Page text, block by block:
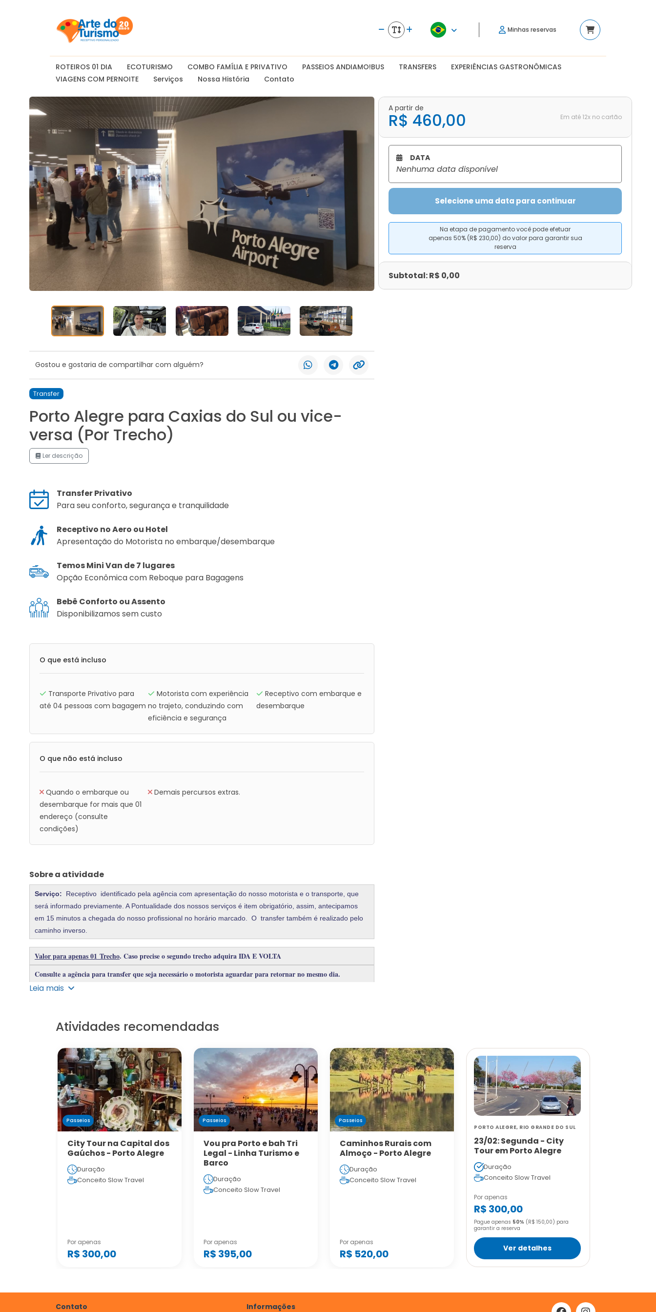
Minhas reservas
ROTEIROS 01 DIA ECOTURISMO COMBO FAMÍLIA E PRIVATIVO PASSEIOS ANDIAMO!BUS TRANSFERS
EXPERIÊNCIAS GASTRONÔMICAS
VIAGENS COM PERNOITE
Serviços Nossa História Contato
Gostou e gostaria de compartilhar com alguém?
Transfer
Porto Alegre para Caxias do Sul ou vice-
versa (Por Trecho)
Ler descrição
Transfer Privativo
Para seu conforto, segurança e tranquilidade
Receptivo no Aero ou Hotel
Apresentação do Motorista no embarque/desembarque
Temos Mini Van de 7 lugares
Opção Econômica com Reboque para Bagagens
Bebê Conforto ou Assento
Disponibilizamos sem custo
O que está incluso
Transporte Privativo para
até 04 pessoas com bagagem
Motorista com experiência
no trajeto, conduzindo com
eficiência e segurança
Receptivo com embarque e
desembarque
O que não está incluso
Quando o embarque ou
desembarque for mais que 01
endereço (consulte
condições)
Demais percursos extras.
Sobre a atividade
Serviço:
Receptivo identificado pela agência com apresentação do nosso motorista e o transporte, que
será informado previamente. A Pontualidade dos nossos serviços é item obrigatório, assim, antecipamos
em 15 minutos a chegada do nosso profissional no horário marcado. O transfer também é realizado pelo
caminho inverso.
Valor para apenas 01 Trecho. Caso precise o segundo trecho adquira IDA E VOLTA
Consulte a agência para transfer que seja necessário o motorista aguardar para retornar no mesmo dia.
Temos a opção de transfer em Carro Mini Van com reboque para bagagens quando houver o 5º ou 6º
Consulte valores para demais meios de transporte: Van Executiva, Micro-ônibus ou Ônibus.
Leia mais
A partir de
R$ 460,00 Em até 12x no cartão
DATA
Nenhuma data disponível
Selecione uma data para continuar
Na etapa de pagamento você pode efetuar
apenas 50% (R$ 230,00) do valor para garantir sua
reserva
Subtotal: R$ 0,00
Atividades recomendadas
Passeios
City Tour na Capital dos
Gaúchos - Porto Alegre
Duração
Conceito Slow Travel
Por apenas
R$ 300,00
Passeios
Vou pra Porto e bah Tri
Legal - Linha Turismo e
Barco
Duração
Conceito Slow Travel
Por apenas
R$ 395,00
Passeios
Caminhos Rurais com
Almoço - Porto Alegre
Duração
Conceito Slow Travel
Por apenas
R$ 520,00
PORTO ALEGRE, RIO GRANDE DO SUL
23/02: Segunda - City
Tour em Porto Alegre
Duração
Conceito Slow Travel
Por apenas
R$ 300,00
Pague apenas 50% (R$ 150,00) para
garantir a reserva
Ver detalhes
Contato Informações